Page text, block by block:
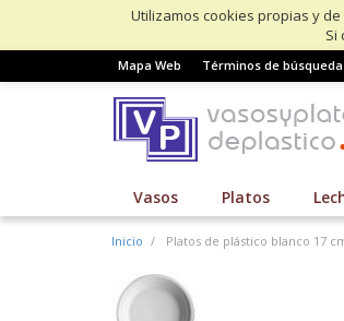
Utilizamos cookies propias y
Si
Mapa Web Términos de búsqueda
Vasos Platos
Inicio Platos de plástico blanco 17